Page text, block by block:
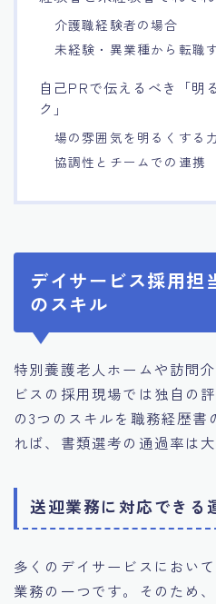
介護職経験者の場合
未経験・異業種から転職
自己PRで伝えるべき「明
ク」
場の雰囲気を明るくする力
協調性とチームでの連携
デイサービス採用担
のスキル
特別養護老人ホームや訪問
ビスの採用現場では独自の
の3つのスキルを職務経歴書
れば、書類選考の通過率は
送迎業務に対応できる
多くのデイサービスにおい
業務の一つです。そのため